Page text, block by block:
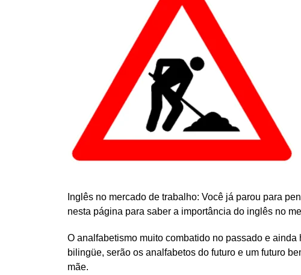
Inglês no mercado de trabalho: Você já parou para
nesta página para saber a importância do inglês no
O analfabetismo muito combatido no passado e
bilingüe, serão os analfabetos do futuro e um futuro
mãe.